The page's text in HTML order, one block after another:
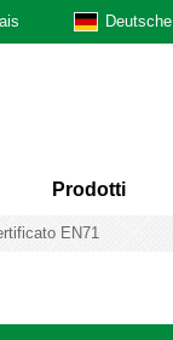
Deutsche
Prodotti
EN71